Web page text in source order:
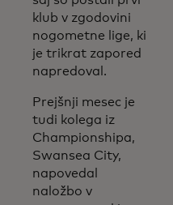
klub v zgodovini
nogometne lige, ki
je trikrat zapored
napredoval.
Prejšnji mesec je
tudi kolega iz
Championshipa,
Swansea City,
napovedal
naložbo v